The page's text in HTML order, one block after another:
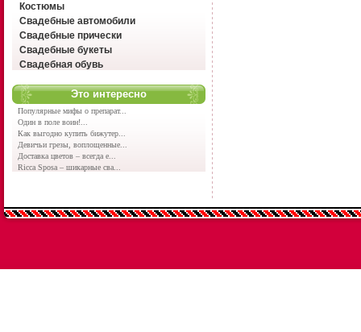
Костюмы
Свадебные автомобили
Свадебные прически
Свадебные букеты
Свадебная обувь
Это интересно
Популярные мифы о препарат...
Один в поле воин!...
Как выгодно купить бижутер...
Девичьи грезы, воплощенные...
Доставка цветов – всегда е...
Ricca Sposa – шикарные сва...